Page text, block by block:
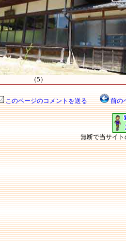
（5）
このページのコメントを送る 前の
無断で当サイ